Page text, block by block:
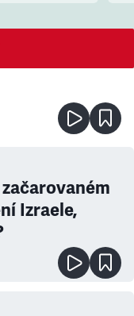
Izraele,